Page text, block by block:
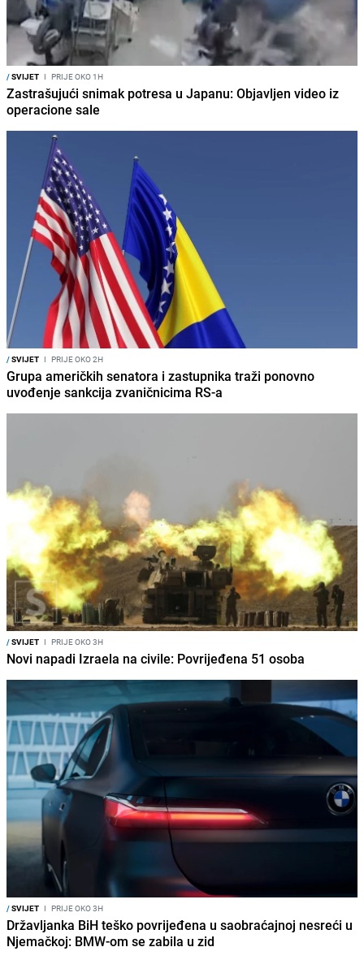
/SVIJET I PRIJE OKO 1H
Zastrašujući snimak potresa u Japanu: Objavljen video iz
operacione sale
/SVIJET I PRIJE OKO 2H
Grupa američkih senatora i zastupnika traži ponovno
uvođenje sankcija zvaničnicima RS-a
/SVIJET I PRIJE OKO 3H
Novi napadi Izraela na civile: Povrijeđena 51 osoba
/SVIJET I PRIJE OKO 3H
Državljanka BiH teško povrijeđena u saobraćajnoj nesreći u
Njemačkoj: BMW-om se zabila u zid